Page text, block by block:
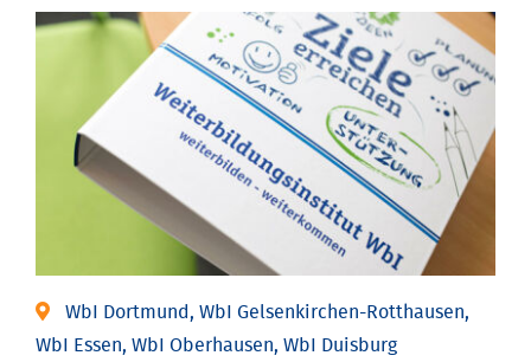
WbI Dortmund, WbI Gelsenkirchen-Rotthausen,
WbI Essen, WbI Oberhausen, WbI Duisburg